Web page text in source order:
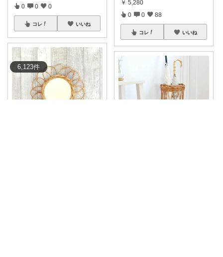
6,123件
0 0 0
コレ いいね
￥ 5,280
0 0 88
コレ いいね